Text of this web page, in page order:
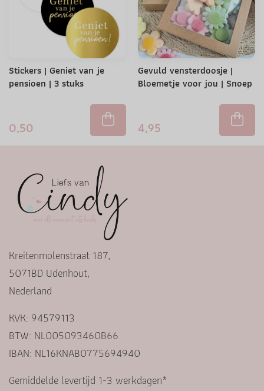
Stickers | Geniet van je
pensioen | 3 stuks
0,50
Gevuld vensterdoosje |
Bloemetje voor jou | Snoep
4,95
Kreitenmolenstraat 187,
5071BD Udenhout,
Nederland
KVK: 94579113
BTW: NL005093460B66
IBAN: NL16KNAB0775694940
Gemiddelde levertijd 1-3 werkdagen*